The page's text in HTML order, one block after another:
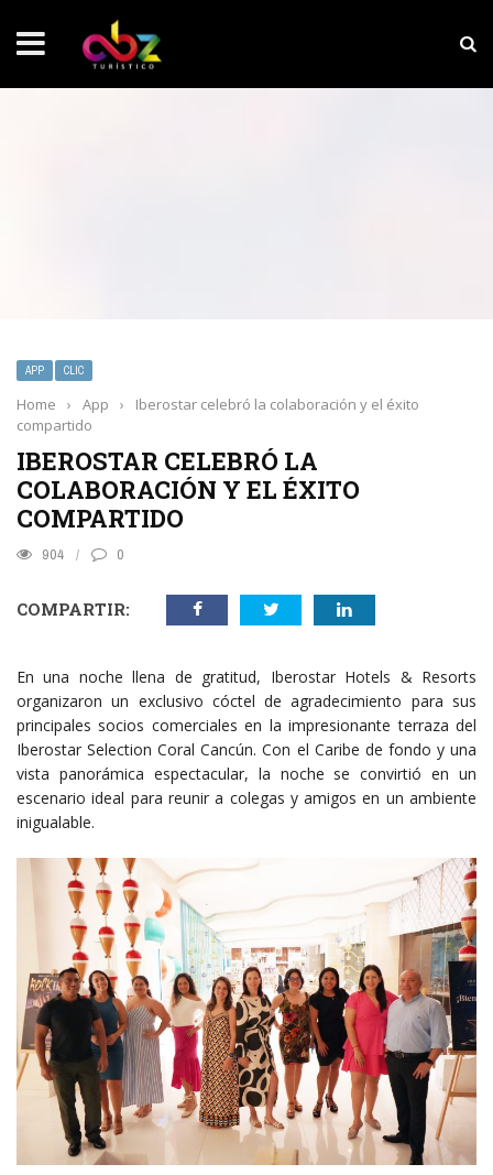
NOTICIAS SOBRESALIENTES
APP CLIC
Home › App ›
Iberostar celebró la colaboración y el éxito
compartido
IBEROSTAR CELEBRÓ LA
COLABORACIÓN Y EL ÉXITO
COMPARTIDO
904 0
COMPARTIR:
En una noche llena de gratitud, Iberostar Hotels & Resorts
organizaron un exclusivo cóctel de agradecimiento para sus
principales socios comerciales en la impresionante terraza del
Iberostar Selection Coral Cancún. Con el Caribe de fondo y una
vista panorámica espectacular, la noche se convirtió en un
escenario ideal para reunir a colegas y amigos en un ambiente
inigualable.